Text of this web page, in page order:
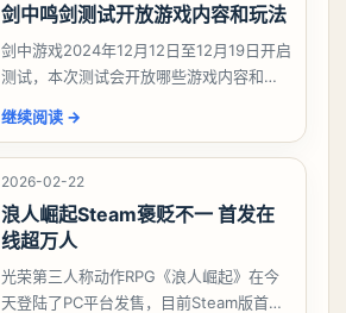
剑中鸣剑测试开放游戏内容和玩法
剑中游戏2024年12月12日至12月19日开启
测试，本次测试会开放哪些游戏内容和玩
剑测试开放游戏内容和玩法，想要了解详
情的
继续阅读 →
2026-02-22
浪人崛起Steam褒贬不一 首发在
线超万人
光荣第三人称动作RPG《浪人崛起》在今
天登陆了PC平台发售，目前Steam版首发